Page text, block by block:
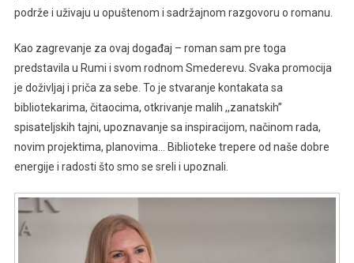
podrže i uživaju u opuštenom i sadržajnom razgovoru o romanu.
Kao zagrevanje za ovaj događaj – roman sam pre toga
predstavila u Rumi i svom rodnom Smederevu. Svaka promocija
je doživljaj i priča za sebe. To je stvaranje kontakata sa
bibliotekarima, čitaocima, otkrivanje malih ,,zanatskih’’
spisateljskih tajni, upoznavanje sa inspiracijom, načinom rada,
novim projektima, planovima… Biblioteke trepere od naše dobre
energije i radosti što smo se sreli i upoznali.